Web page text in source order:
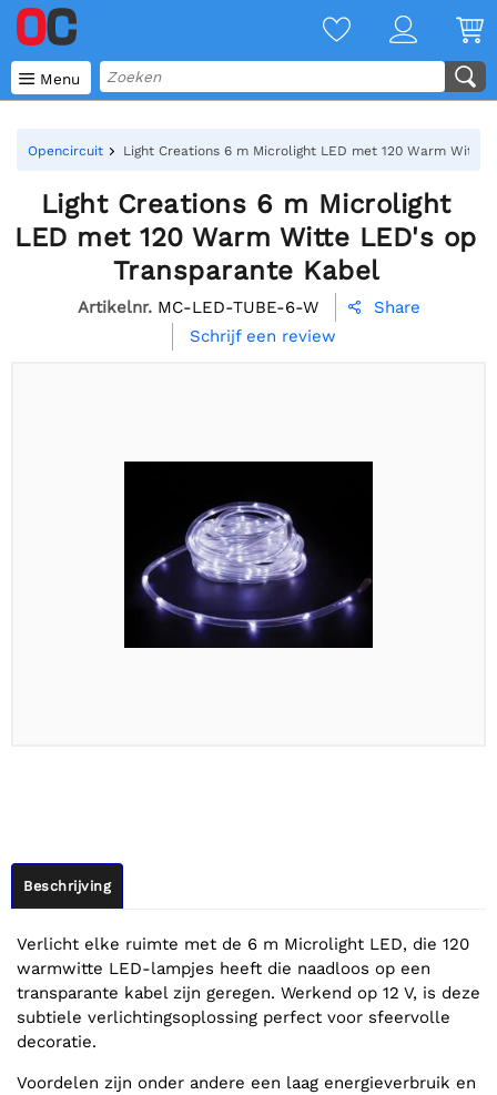
 Menu
Opencircuit Light Creations 6 m Microlight LED met 120 Warm Witte
Light Creations 6 m Microlight
LED met 120 Warm Witte LED's op
Transparante Kabel
Artikelnr. MC-LED-TUBE-6-W 
Share
Schrijf een review
Beschrijving
Verlicht elke ruimte met de 6 m Microlight LED, die 120
warmwitte LED-lampjes heeft die naadloos op een
transparante kabel zijn geregen. Werkend op 12 V, is deze
subtiele verlichtingsoplossing perfect voor sfeervolle
decoratie.
Voordelen zijn onder andere een laag energieverbruik en